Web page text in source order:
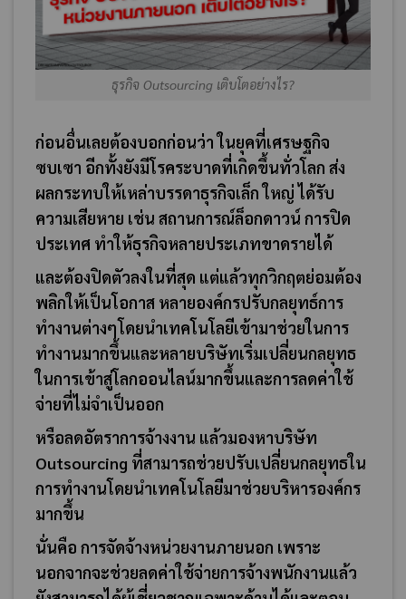
ธุรกิจ Outsourcing เติบโตอย่างไร?
ก่อนอื่นเลยต้องบอกก่อนว่า ในยุคที่เศรษฐกิจ
ซบเซา อีกทั้งยังมีโรคระบาดที่เกิดขึ้นทั่วโลก ส่ง
ผลกระทบให้เหล่าบรรดาธุรกิจเล็ก ใหญ่ ได้รับ
ความเสียหาย เช่น สถานการณ์ล็อกดาวน์ การปิด
ประเทศ ทำให้ธุรกิจหลายประเภทขาดรายได้
และต้องปิดตัวลงในที่สุด แต่แล้วทุกวิกฤตย่อมต้อง
พลิกให้เป็นโอกาส หลายองค์กรปรับกลยุทธ์การ
ทำงานต่างๆโดยนำเทคโนโลยีเข้ามาช่วยในการ
ทำงานมากขึ้นและหลายบริษัทเริ่มเปลี่ยนกลยุทธ
ในการเข้าสู่โลกออนไลน์มากขึ้นและการลดค่าใช้
จ่ายที่ไม่จำเป็นออก
หรือลดอัตราการจ้างงาน แล้วมองหาบริษัท
Outsourcing ที่สามารถช่วยปรับเปลี่ยนกลยุทธใน
การทำงานโดยนำเทคโนโลยีมาช่วยบริหารองค์กร
มากขึ้น
นั่นคือ การจัดจ้างหน่วยงานภายนอก เพราะ
นอกจากจะช่วยลดค่าใช้จ่ายการจ้างพนักงานแล้ว